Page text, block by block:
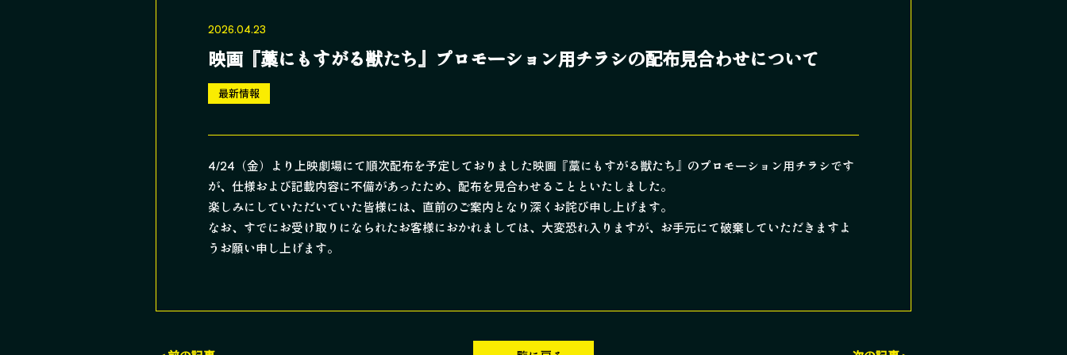
2026.04.23
映画『藁にもすがる獣たち』プロモーション用チラシの配布見合わせについて
最新情報
4/24（金）より上映劇場にて順次配布を予定しておりました映画『藁にもすがる獣たち』のプロモーション用チラシです
が、仕様および記載内容に不備があったため、配布を見合わせることといたしました。
楽しみにしていただいていた皆様には、直前のご案内となり深くお詫び申し上げます。
なお、すでにお受け取りになられたお客様におかれましては、大変恐れ入りますが、お手元にて破棄していただきますよ
うお願い申し上げます。